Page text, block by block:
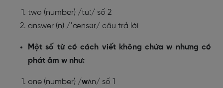
two (number) /tuː/ số 2
answer (n) /ˈænsər/ câu trả lời
Một số từ có cách viết không chứa w nhưng có
phát âm w như:
one (number) /wʌn/ số 1